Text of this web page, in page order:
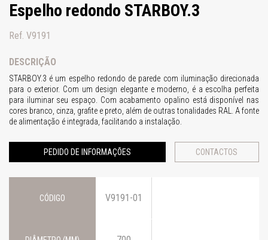
Espelho redondo STARBOY.3
Ref. V9191
DESCRIÇÃO
STARBOY.3 é um espelho redondo de parede com iluminação direcionada
para o exterior. Com um design elegante e moderno, é a escolha perfeita
para iluminar seu espaço. Com acabamento opalino está disponível nas
cores branco, cinza, grafite e preto, além de outras tonalidades RAL. A fonte
de alimentação é integrada, facilitando a instalação.
PEDIDO DE INFORMAÇÕES CONTACTOS
CÓDIGO V9191-01